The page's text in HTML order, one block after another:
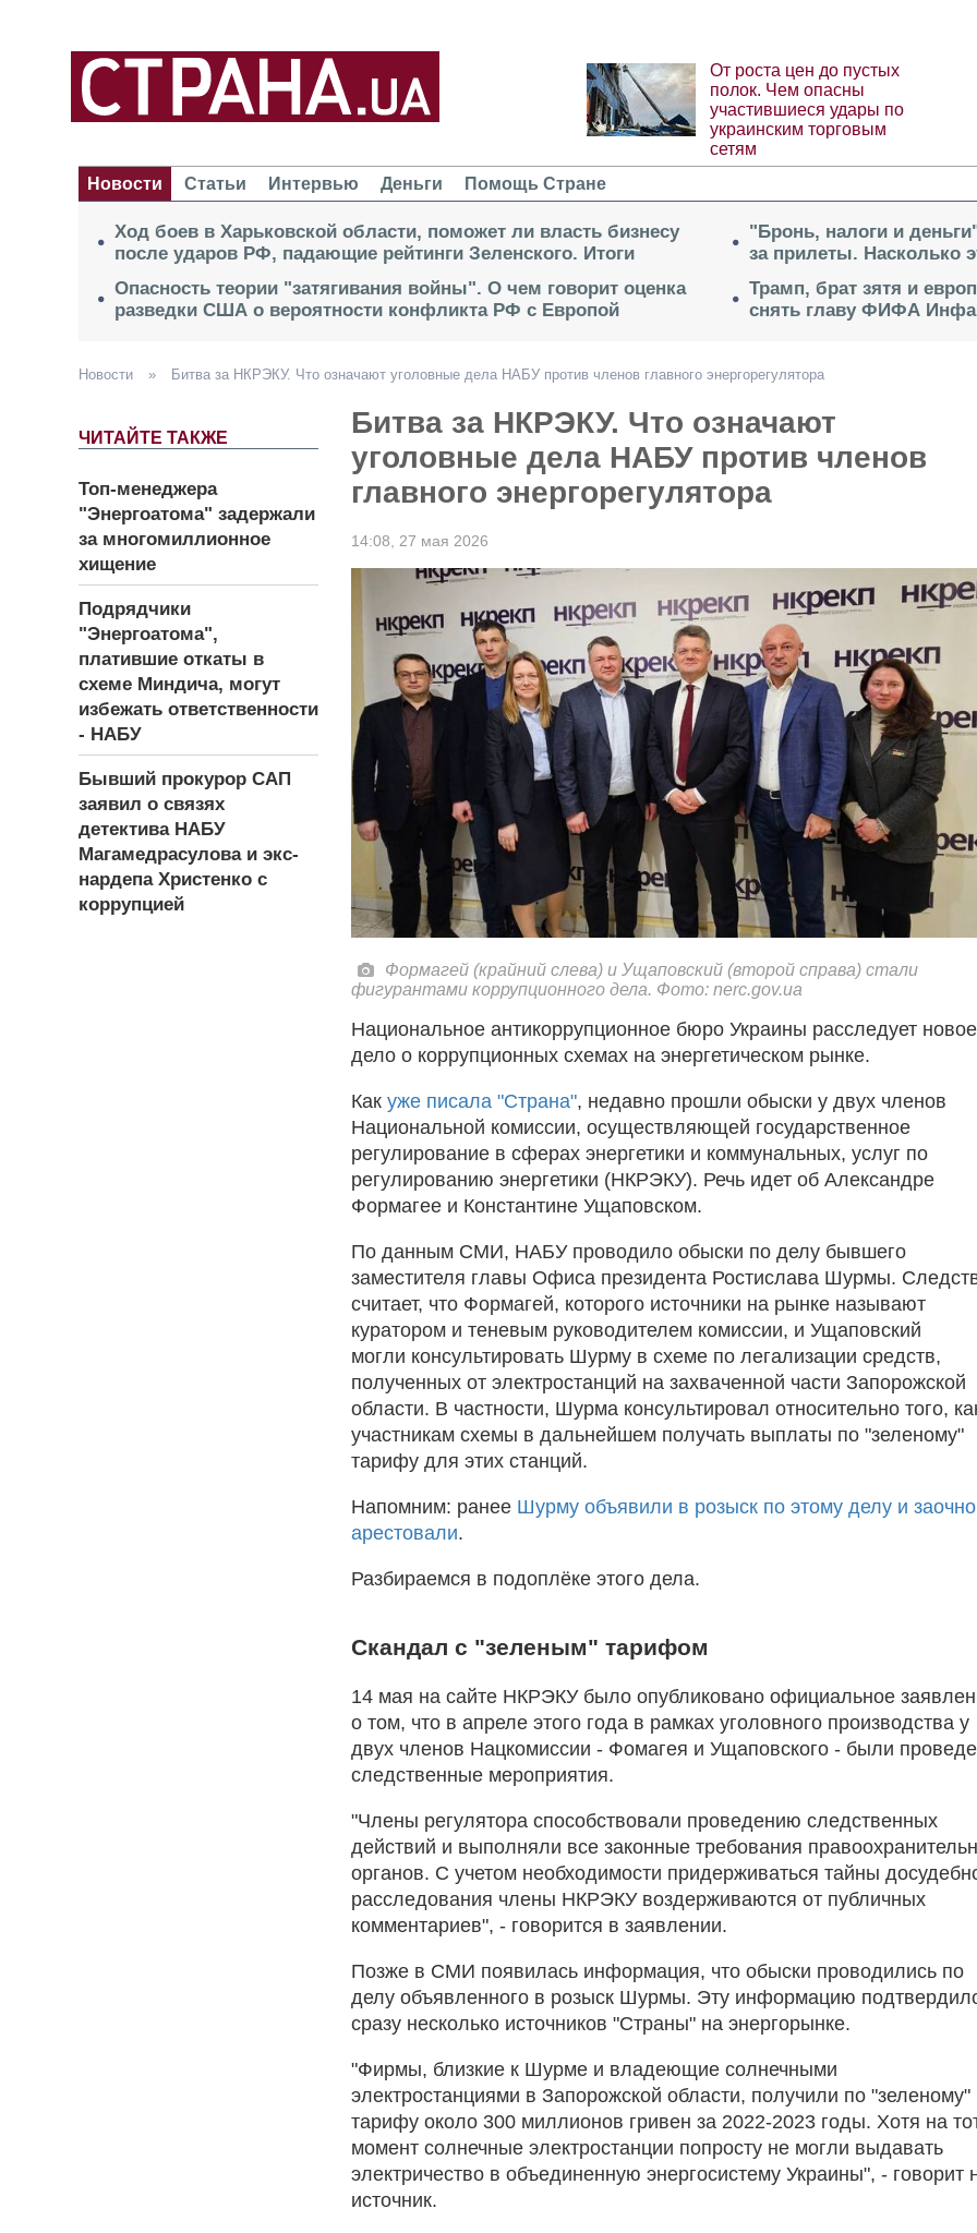
От роста цен до пустых
полок. Чем опасны
участившиеся удары по
украинским торговым
сетям
Новости
Статьи Интервью Деньги Помощь Стране
Ход боев в Харьковской области, поможет ли власть бизнесу
после ударов РФ, падающие рейтинги Зеленского. Итоги
Опасность теории "затягивания войны". О чем говорит оценка
разведки США о вероятности конфликта РФ с Европой
"Бронь, налоги и
за прилеты. Насколько
Трамп, брат зятя и
снять главу ФИФА
Новости » Битва за НКРЭКУ. Что означают уголовные дела НАБУ против членов главного энергорегулятора
ЧИТАЙТЕ ТАКЖЕ
Топ-менеджера
"Энергоатома" задержали
за многомиллионное
хищение
Подрядчики
"Энергоатома",
платившие откаты в
схеме Миндича, могут
избежать ответственности
- НАБУ
Бывший прокурор САП
заявил о связях
детектива НАБУ
Магамедрасулова и экс-
нардепа Христенко с
коррупцией
Битва за НКРЭКУ. Что означают
уголовные дела НАБУ против членов
главного энергорегулятора
14:08, 27 мая 2026
Формагей (крайний слева) и Ущаповский (второй справа) стали
фигурантами коррупционного дела. Фото: nerc.gov.ua
Национальное антикоррупционное бюро Украины расследует новое
дело о коррупционных схемах на энергетическом рынке.
Как уже писала "Страна", недавно прошли обыски у двух членов
Национальной комиссии, осуществляющей государственное
регулирование в сферах энергетики и коммунальных, услуг по
регулированию энергетики (НКРЭКУ). Речь идет об Александре
Формагее и Константине Ущаповском.
По данным СМИ, НАБУ проводило обыски по делу бывшего
заместителя главы Офиса президента Ростислава Шурмы.
считает, что Формагей, которого источники на рынке называют
куратором и теневым руководителем комиссии, и Ущаповский
могли консультировать Шурму в схеме по легализации средств,
полученных от электростанций на захваченной части Запорожской
области. В частности, Шурма консультировал относительно того,
участникам схемы в дальнейшем получать выплаты по "зеленому"
тарифу для этих станций.
Напомним: ранее Шурму объявили в розыск по этому делу и заочно
арестовали.
Разбираемся в подоплёке этого дела.
Скандал с "зеленым" тарифом
14 мая на сайте НКРЭКУ было опубликовано официальное
о том, что в апреле этого года в рамках уголовного производства у
двух членов Нацкомиссии - Фомагея и Ущаповского - были
следственные мероприятия.
"Члены регулятора способствовали проведению следственных
действий и выполняли все законные требования
органов. С учетом необходимости придерживаться тайны
расследования члены НКРЭКУ воздерживаются от публичных
комментариев", - говорится в заявлении.
Позже в СМИ появилась информация, что обыски проводились по
делу объявленного в розыск Шурмы. Эту информацию
сразу несколько источников "Страны" на энергорынке.
"Фирмы, близкие к Шурме и владеющие солнечными
электростанциями в Запорожской области, получили по "зеленому"
тарифу около 300 миллионов гривен за 2022-2023 годы. Хотя на
момент солнечные электростанции попросту не могли выдавать
электричество в объединенную энергосистему Украины", - говорит
источник.